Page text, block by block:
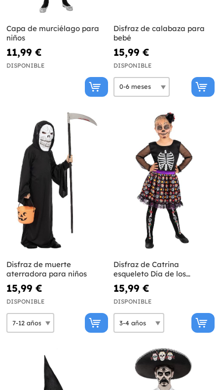
Capa de murciélago para
niños
11,99 €
DISPONIBLE
Disfraz de calabaza para
bebé
15,99 €
DISPONIBLE
Disfraz de muerte
aterradora para niños
15,99 €
DISPONIBLE
Disfraz de Catrina
esqueleto Día de los
Muertos para niña
15,99 €
DISPONIBLE